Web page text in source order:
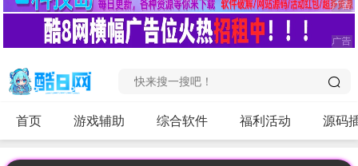
首页 游戏辅助 综合软件 福利活动 源码